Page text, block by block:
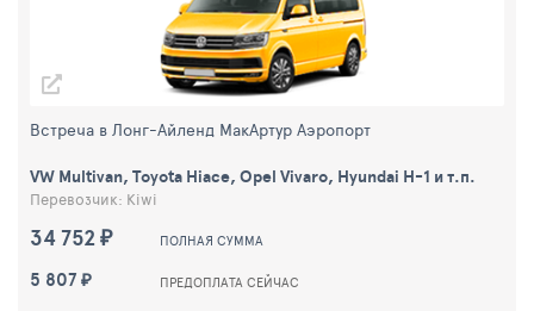
34 752 ₽ ПОЛНАЯ СУММА
5 807 ₽ ПРЕДОПЛАТА СЕЙЧАС
Встреча в Лонг-Айленд МакАртур Aэропорт
VW Multivan, Toyota Hiace, Opel Vivaro, Hyundai H-1 и т.п.
Перевозчик: Kiwi